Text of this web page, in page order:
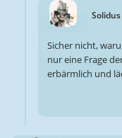
Solidus
Sicher nicht,
nur eine Frage
erbärmlich und